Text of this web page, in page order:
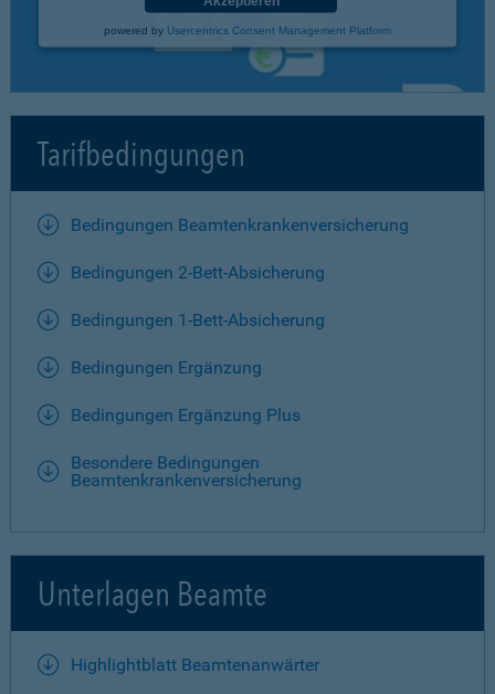
powered by Usercentrics Consent Management Platform
Tarifbedingungen
Bedingungen Beamtenkrankenversicherung
Bedingungen 2-Bett-Absicherung
Bedingungen 1-Bett-Absicherung
Bedingungen Ergänzung
Bedingungen Ergänzung Plus
Besondere Bedingungen
Beamtenkrankenversicherung
Unterlagen Beamte
Highlightblatt Beamtenanwärter